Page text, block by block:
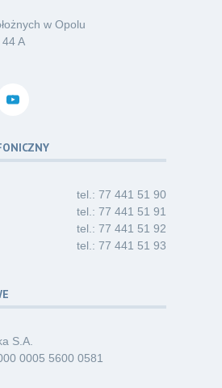
pracy – pielęgniarka/pielęgniarz
pielęgniarstwa
Komunikaty
w Opolu
A
tel.: 77 441 51 90
tel.: 77 441 51 91
tel.: 77 441 51 92
tel.: 77 441 51 93
S.A.
0005 5600 0581